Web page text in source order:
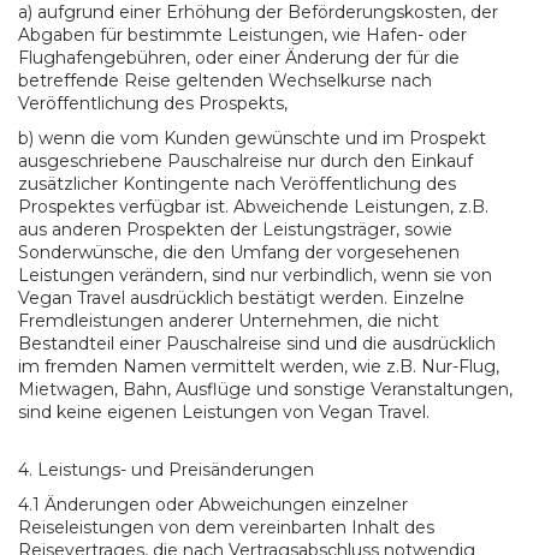
a) aufgrund einer Erhöhung der Beförderungskosten, der
Abgaben für bestimmte Leistungen, wie Hafen- oder
Flughafengebühren, oder einer Änderung der für die
betreffende Reise geltenden Wechselkurse nach
Veröffentlichung des Prospekts,
b) wenn die vom Kunden gewünschte und im Prospekt
ausgeschriebene Pauschalreise nur durch den Einkauf
zusätzlicher Kontingente nach Veröffentlichung des
Prospektes verfügbar ist. Abweichende Leistungen, z.B.
aus anderen Prospekten der Leistungsträger, sowie
Sonderwünsche, die den Umfang der vorgesehenen
Leistungen verändern, sind nur verbindlich, wenn sie von
Vegan Travel ausdrücklich bestätigt werden. Einzelne
Fremdleistungen anderer Unternehmen, die nicht
Bestandteil einer Pauschalreise sind und die ausdrücklich
im fremden Namen vermittelt werden, wie z.B. Nur-Flug,
Mietwagen, Bahn, Ausflüge und sonstige Veranstaltungen,
sind keine eigenen Leistungen von Vegan Travel.
4. Leistungs- und Preisänderungen
4.1 Änderungen oder Abweichungen einzelner
Reiseleistungen von dem vereinbarten Inhalt des
Reisevertrages, die nach Vertragsabschluss notwendig